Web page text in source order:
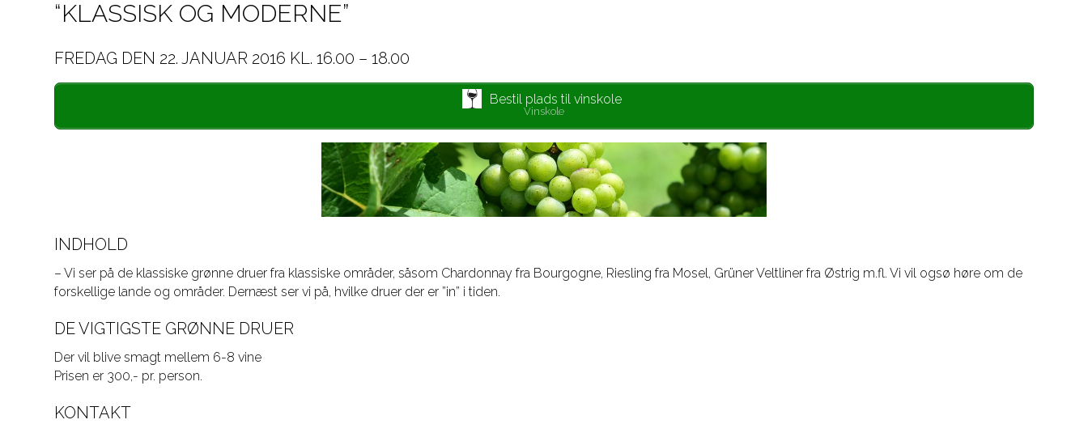
k
a
“KLASSISK OG MODERNE”
FREDAG DEN 22. JANUAR 2016 KL. 16.00 – 18.00
Bestil plads til vinskole
Vinskole
INDHOLD
– Vi ser på de klassiske grønne druer fra klassiske områder, såsom Chardonnay fra Bourgogne, Riesling fra Mosel, Grüner Veltliner fra Østrig m.fl. Vi vil ogsø høre om de
forskellige lande og områder. Dernæst ser vi på, hvilke druer der er ”in” i tiden.
DE VIGTIGSTE GRØNNE DRUER
Der vil blive smagt mellem 6-8 vine
Prisen er 300,- pr. person.
KONTAKT